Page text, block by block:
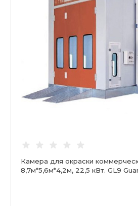
Камера для окраски
8,7м*5,6м*4,2м, 22,5 кВт. GL9